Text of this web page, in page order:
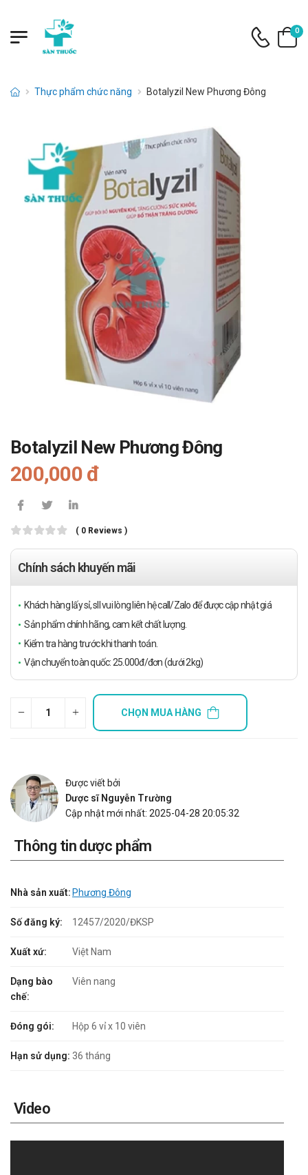
0
Thực phẩm chức năng Botalyzil New Phương Đông
Botalyzil New Phương Đông
200,000 đ
( 0 Reviews )
Chính sách khuyến mãi
Khách hàng lấy sỉ, sll vui lòng liên hệ call/Zalo để được cập nhật giá
Sản phẩm chính hãng, cam kết chất lượng.
Kiểm tra hàng trước khi thanh toán.
Vận chuyển toàn quốc: 25.000đ/đơn (dưới 2kg)
CHỌN MUA HÀNG
Được viết bởi
Dược sĩ Nguyễn Trường
Cập nhật mới nhất: 2025-04-28 20:05:32
Thông tin dược phẩm
Nhà sản xuất: Phương Đông
Số đăng ký: 12457/2020/ĐKSP
Xuất xứ: Việt Nam
Dạng bào
chế:
Viên nang
Đóng gói: Hộp 6 vỉ x 10 viên
Hạn sử dụng: 36 tháng
Video